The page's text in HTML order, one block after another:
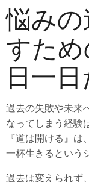
悩み
すた
日一
過去の失敗や未来
なってしまう経験
『道は開ける』
一杯生きるという
過去は変えられず